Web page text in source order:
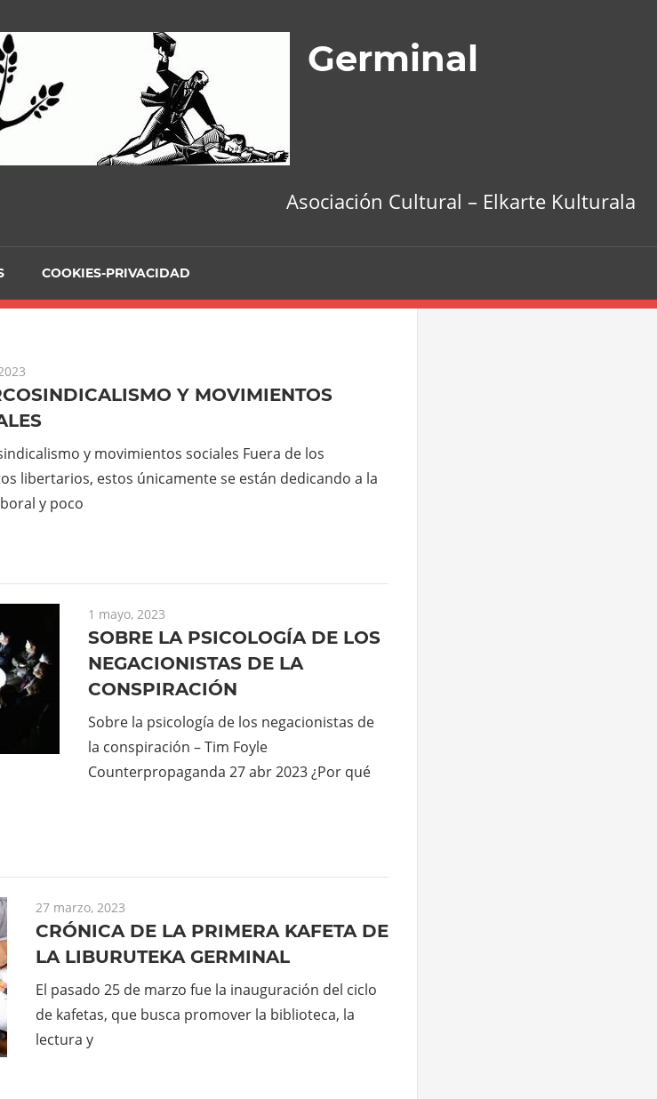
Germinal
Asociación Cultural – Elkarte Kulturala
COOKIES-PRIVACIDAD
Y MOVIMIENTOS
y movimientos sociales Fuera de los
libertarios, estos únicamente se están dedicando a la
y poco
1 mayo, 2023
SOBRE LA PSICOLOGÍA DE LOS
NEGACIONISTAS DE LA
CONSPIRACIÓN
Sobre la psicología de los negacionistas de
la conspiración – Tim Foyle
Counterpropaganda 27 abr 2023 ¿Por qué
27 marzo, 2023
CRÓNICA DE LA PRIMERA KAFETA DE
LA LIBURUTEKA GERMINAL
El pasado 25 de marzo fue la inauguración del ciclo
de kafetas, que busca promover la biblioteca, la
lectura y